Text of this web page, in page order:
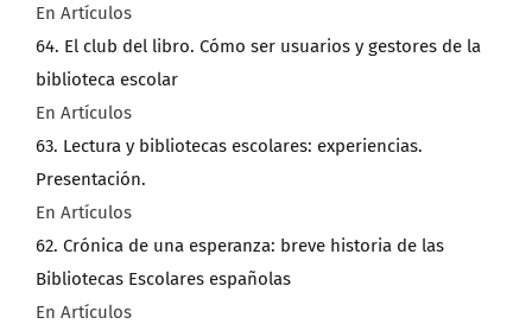
En Artículos
64. El club del libro. Cómo ser usuarios y gestores de la
biblioteca escolar
En Artículos
63. Lectura y bibliotecas escolares: experiencias.
Presentación.
En Artículos
62. Crónica de una esperanza: breve historia de las
Bibliotecas Escolares españolas
En Artículos